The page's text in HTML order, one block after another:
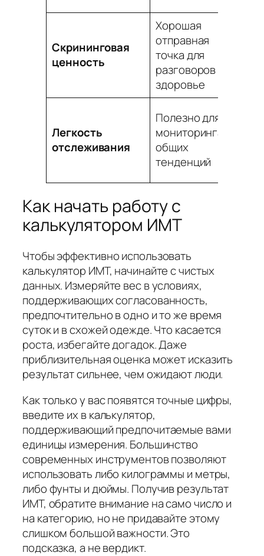
Скрининговая
ценность
Хорошая
отправная
точка для
разговоров о
здоровье
Легкость
отслеживания
Полезно для
мониторинга
общих
тенденций
Как начать работу с
калькулятором ИМТ
Чтобы эффективно использовать
калькулятор ИМТ, начинайте с чистых
данных. Измеряйте вес в условиях,
поддерживающих согласованность,
предпочтительно в одно и то же время
суток и в схожей одежде. Что касается
роста, избегайте догадок. Даже
приблизительная оценка может исказить
результат сильнее, чем ожидают люди.
Как только у вас появятся точные цифры,
введите их в калькулятор,
поддерживающий предпочитаемые вами
единицы измерения. Большинство
современных инструментов позволяют
использовать либо килограммы и метры,
либо фунты и дюймы. Получив результат
ИМТ, обратите внимание на само число и
на категорию, но не придавайте этому
слишком большой важности. Это
подсказка, а не вердикт.